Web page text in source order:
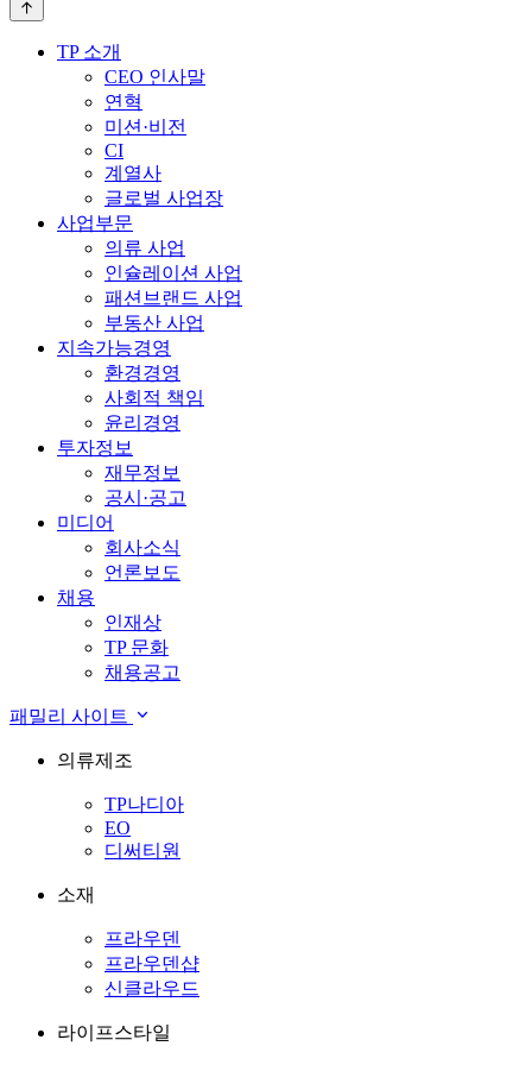
TP 소개
CEO 인사말
연혁
미션·비전
CI
계열사
글로벌 사업장
사업부문
의류 사업
인슐레이션 사업
패션브랜드 사업
부동산 사업
지속가능경영
환경경영
사회적 책임
윤리경영
투자정보
재무정보
공시·공고
미디어
회사소식
언론보도
채용
인재상
TP 문화
채용공고
패밀리 사이트
의류제조
TP나디아
EO
디써티원
소재
프라우덴
프라우덴샵
신클라우드
라이프스타일